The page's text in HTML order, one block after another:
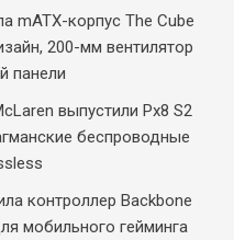
mATX-корпус The Cube
200-мм вентилятор
панели
выпустили Px8 S2
беспроводные
контроллер Backbone
мобильного гейминга